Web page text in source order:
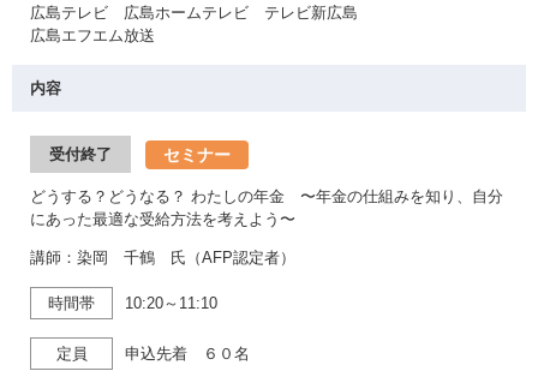
広島テレビ 広島ホームテレビ テレビ新広島
広島エフエム放送
内容
受付終了 セミナー
どうする？どうなる？ わたしの年金 〜年金の仕組みを知り、自分
にあった最適な受給方法を考えよう〜
講師：染岡 千鶴 氏（AFP認定者）
時間帯 10:20～11:10
定員 申込先着 ６０名